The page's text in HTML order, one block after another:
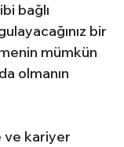
bağlı
bir
mümkün
olmanın
ve kariyer